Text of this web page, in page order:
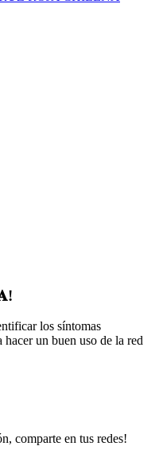
los síntomas
hacer un buen uso de la red
comparte en tus redes!